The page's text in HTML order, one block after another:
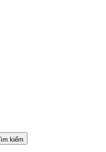
kiếm